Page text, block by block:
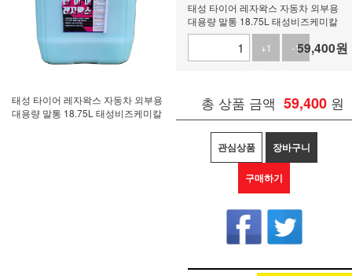
태성 타이어 레자왁스 자동차 외부용
대용량 말통 18.75L 태성비즈케미칼
태성 타이어 레자왁스 자동차 외부용
대용량 말통 18.75L 태성비즈케미칼
+1
-159,400원
총 상품 금액 59,400 원
관심상품 장바구니
구매하기